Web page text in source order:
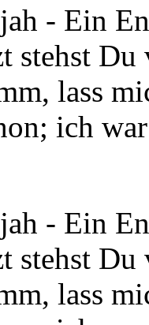
- Ein
stehst Du
lass
ich
- Ein
stehst Du
lass